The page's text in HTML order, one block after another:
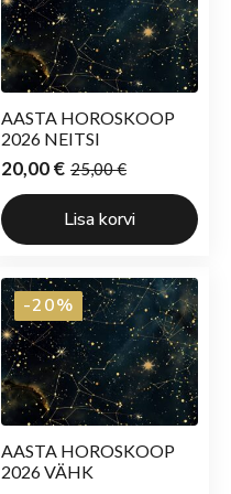
AASTA HOROSKOOP
2026 NEITSI
25,00€
Algne
hind
oli:
25,00 €.
20,00€
Current
price
is:
20,00 €.
Lisa korvi
-20%
AASTA HOROSKOOP
2026 VÄHK